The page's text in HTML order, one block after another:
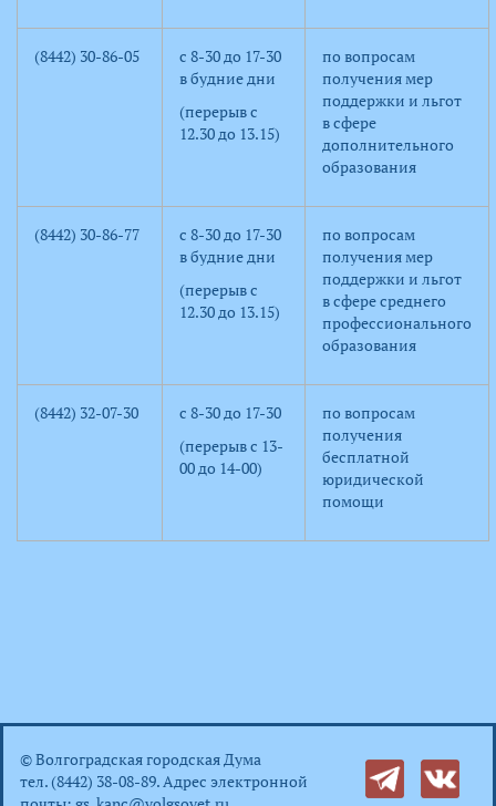
(8442) 30-86-05
с 8-30 до 17-30
в будние дни
(перерыв с
12.30 до 13.15)
по вопросам
получения мер
поддержки и льгот
в сфере
дополнительного
образования
(8442) 30-86-77
с 8-30 до 17-30
в будние дни
(перерыв с
12.30 до 13.15)
по вопросам
получения мер
поддержки и льгот
в сфере среднего
профессионального
образования
(8442) 32-07-30
с 8-30 до 17-30
(перерыв с 13-
00 до 14-00)
по вопросам
получения
бесплатной
юридической
помощи
© Волгоградская городская Дума
тел. (8442) 38-08-89. Адрес электронной